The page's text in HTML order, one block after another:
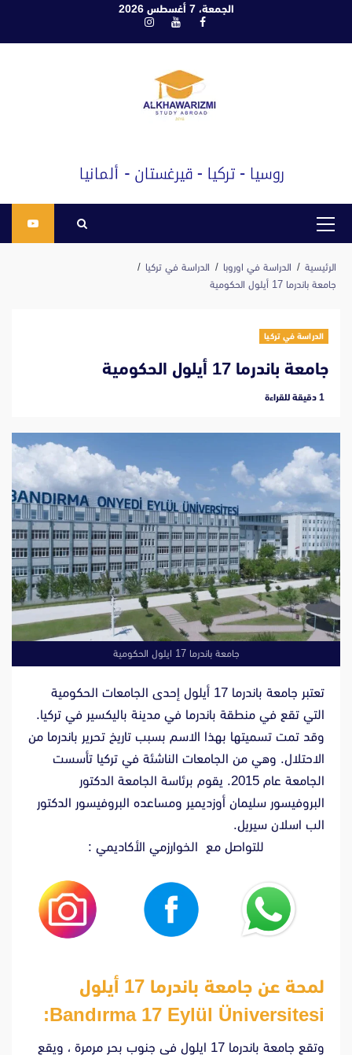
الجمعة، 7 أغسطس 2026
فيسبوكيوتيوبانستغرام
القائمة
الرئيسية الدراسة في اوروبا
الدراسة في تركيا
جامعة باندرما 17 أيلول الحكومية
الدراسة في تركيا
جامعة باندرما 17 أيلول الحكومية
‫1 دقيقة للقراءة
جامعة باندرما 17 ايلول الحكومية
تعتبر جامعة باندرما 17 أيلول إحدى الجامعات الحكومية
التي تقع في منطقة باندرما في مدينة باليكسير في تركيا.
وقد تمت تسميتها بهذا الاسم بسبب تاريخ تحرير باندرما من
الاحتلال. وهي من الجامعات الناشئة في تركيا تأسست
الجامعة عام 2015. يقوم برئاسة الجامعة الدكتور
البروفيسور سليمان أوزديمير ومساعده البروفيسور الدكتور
الب اسلان سيريل.
للتواصل مع الخوارزمي الأكاديمي :
لمحة عن جامعة باندرما 17 أيلول
Bandırma 17 Eylül Üniversitesi
:
وتقع جامعة باندرما 17 ايلول في جنوب بحر مرمرة ، ويقع